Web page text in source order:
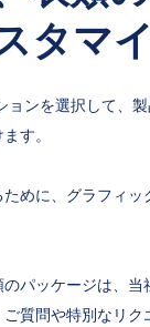
タマ
ョンを選択して、
す。
めに、グラフィ
パッケージは、
質問や特別なリ